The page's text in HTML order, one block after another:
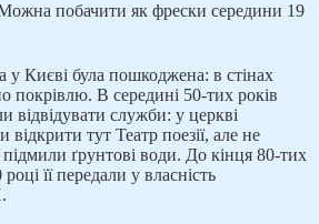
побачити як фрески середини 19
у Києві була пошкоджена: в стінах
покрівлю. В середині 50-тих років
відвідувати служби: у церкві
тут Театр поезії, але не
ґрунтові води. До кінця 80-тих
її передали у власність